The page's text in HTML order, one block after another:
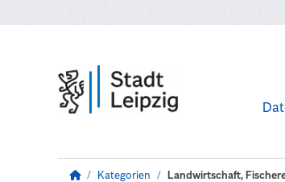
Kategorien Landwirtschaft,